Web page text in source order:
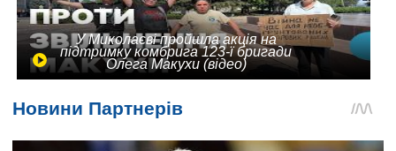
У Миколаєві пройшла акція на
підтримку комбрига 123-ї бригади
Олега Макухи (відео)